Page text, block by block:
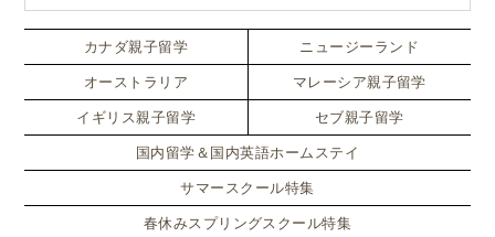
When you hold my hand.
ママが手を握ってくれたとき！
生でも単身留学可能なスペシャルプラン！！
カナダ親子留学 ニュージーランド
オーストラリア マレーシア親子留学
イギリス親子留学 セブ親子留学
国内留学＆国内英語ホームステイ
サマースクール特集
春休みスプリングスクール特集